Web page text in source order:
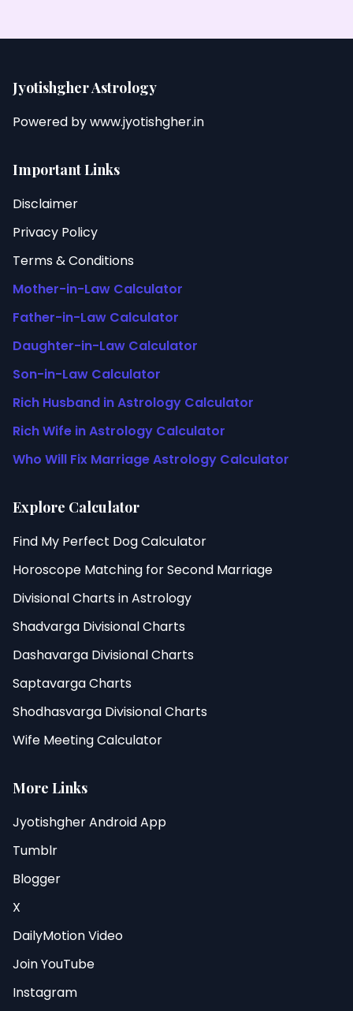
Jyotishgher Astrology
Powered bywww.jyotishgher.in
Important Links
Disclaimer
Privacy Policy
Terms & Conditions
Mother-in-Law Calculator
Father-in-Law Calculator
Daughter-in-Law Calculator
Son-in-Law Calculator
Rich Husband in Astrology Calculator
Rich Wife in Astrology Calculator
Who Will Fix Marriage Astrology Calculator
Explore Calculator
Find My Perfect Dog Calculator
Horoscope Matching for Second Marriage
Divisional Charts in Astrology
Shadvarga Divisional Charts
Dashavarga Divisional Charts
Saptavarga Charts
Shodhasvarga Divisional Charts
Wife Meeting Calculator
More Links
Jyotishgher Android App
Tumblr
Blogger
X
DailyMotion Video
Join YouTube
Instagram